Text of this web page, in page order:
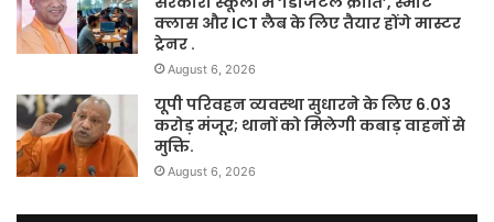
क्लास और ICT लैब के लिए तैयार होंगे मास्टर
ट्रेनर .
August 6, 2026
यूपी परिवहन व्यवस्था सुधारने के लिए 6.03
करोड़ मंजूर; थानों को मिलेगी कबाड़ वाहनों से
मुक्ति.
August 6, 2026